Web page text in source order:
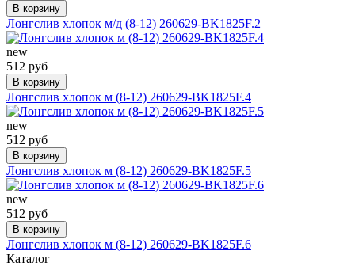
В корзину
Лонгслив хлопок м/д (8-12) 260629-BK1825F.2
new
512 руб
В корзину
Лонгслив хлопок м (8-12) 260629-BK1825F.4
new
512 руб
В корзину
Лонгслив хлопок м (8-12) 260629-BK1825F.5
new
512 руб
В корзину
Лонгслив хлопок м (8-12) 260629-BK1825F.6
Каталог